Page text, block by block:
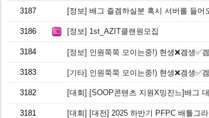
3187 [정보] 배그 즐겜하실분 혹시 서버를 들어
3186 [정보] 1st_AZIT클랜원모집
3184 [정보] 인원쭉쭉 모이는중!) 현생❌겜생✅겜생겜사☠️ │ 신
3183 [기타] 인원쭉쭉 모이는중!) 현생❌겜생✅겜생겜사☠️ │ 신
3182 [대회] [SOOP콘텐츠 지원X밍진느]배그 대회 참가 인원 모집
3181 [대회] [대전] 2025 하반기 PFPC 배틀그라운드 -